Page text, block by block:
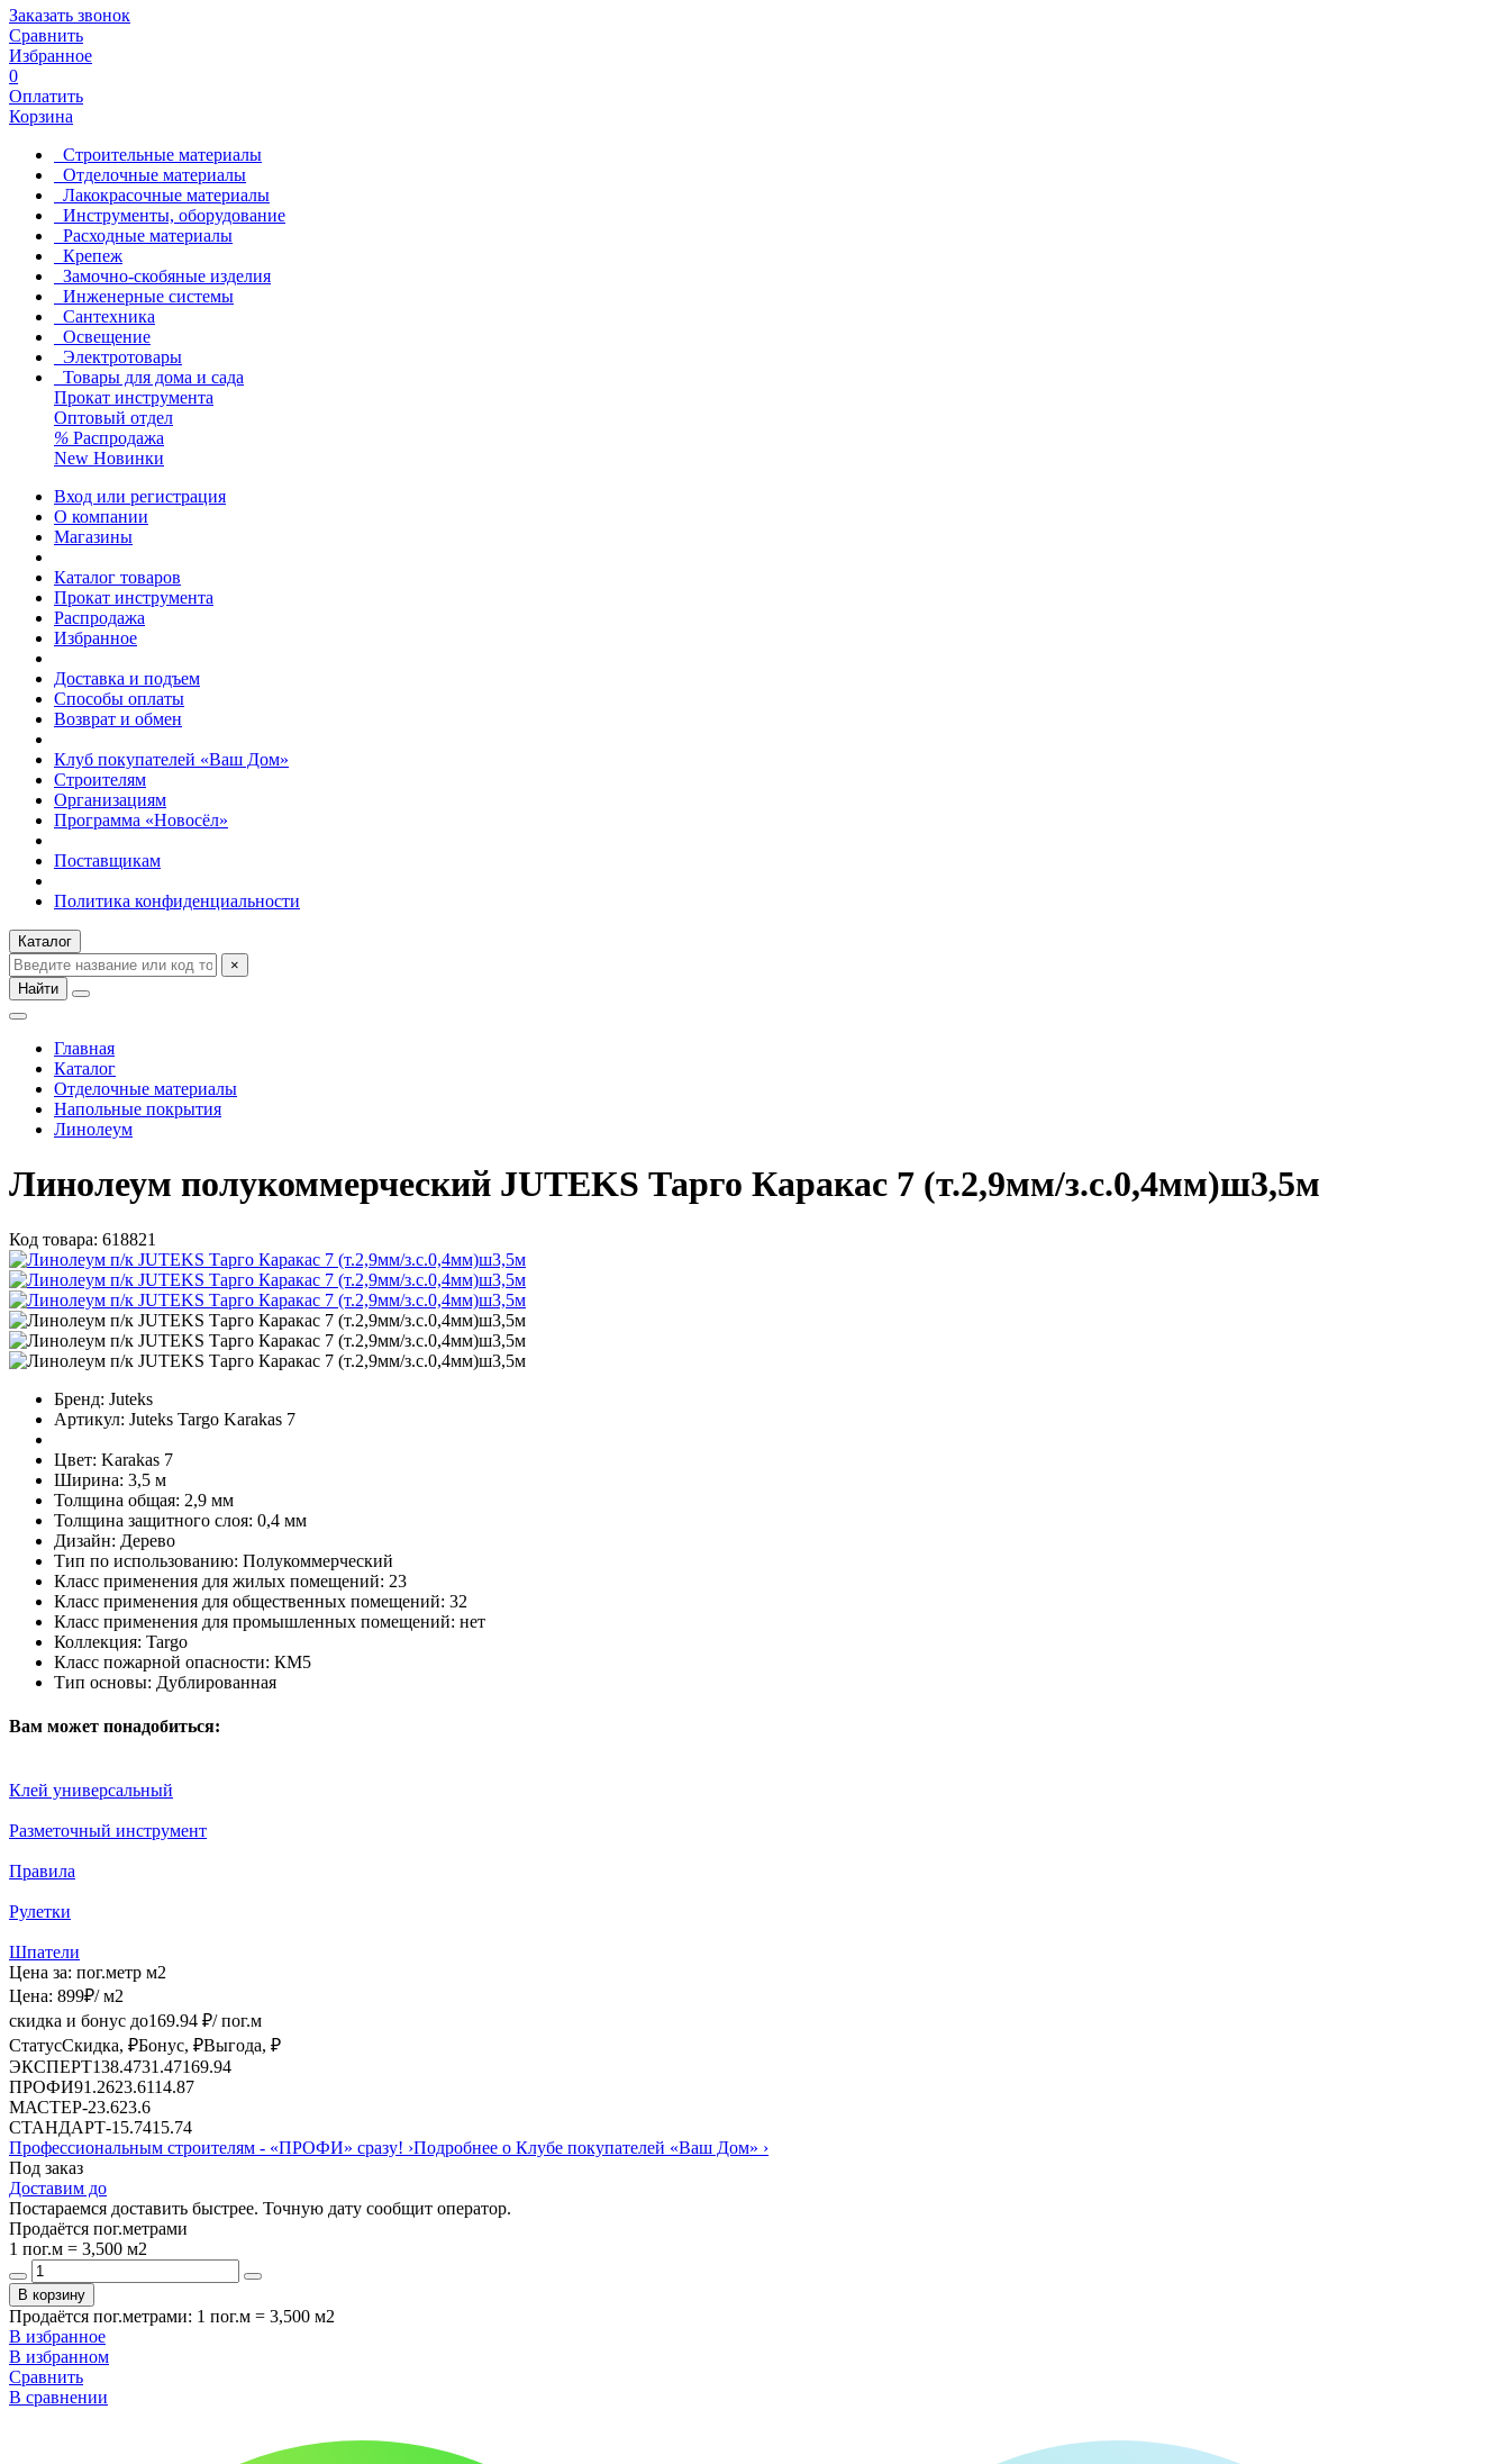
Заказать звонок
Сравнить
Избранное
0
Оплатить
Корзина
Строительные материалы
Отделочные материалы
Лакокрасочные материалы
Инструменты, оборудование
Расходные материалы
Крепеж
Замочно-скобяные изделия
Инженерные системы
Сантехника
Освещение
Электротовары
Товары для дома и сада
Прокат инструмента
Оптовый отдел
% Распродажа
New Новинки
Вход или регистрация
О компании
Магазины
Каталог товаров
Прокат инструмента
Распродажа
Избранное
Доставка и подъем
Способы оплаты
Возврат и обмен
Клуб покупателей «Ваш Дом»
Строителям
Организациям
Программа «Новосёл»
Поставщикам
Политика конфиденциальности
Каталог
×
Найти
Главная
Каталог
Отделочные материалы
Напольные покрытия
Линолеум
Линолеум полукоммерческий JUTEKS Тарго Каракас 7 (т.2,9мм/з.с.0,4мм)ш3,5м
Код товара: 618821
Бренд: Juteks
Артикул: Juteks Targo Karakas 7
Цвет: Karakas 7
Ширина: 3,5 м
Толщина общая: 2,9 мм
Толщина защитного слоя: 0,4 мм
Дизайн: Дерево
Тип по использованию: Полукоммерческий
Класс применения для жилых помещений: 23
Класс применения для общественных помещений: 32
Класс применения для промышленных помещений: нет
Коллекция: Targo
Класс пожарной опасности: КМ5
Тип основы: Дублированная
Вам может понадобиться:
Клей универсальный
Разметочный инструмент
Правила
Рулетки
Шпатели
Цена за: пог.метр м2
Цена: 899₽/ м2
скидка и бонус до169.94 ₽/ пог.м
СтатусСкидка, ₽Бонус, ₽Выгода, ₽
ЭКСПЕРТ138.4731.47169.94
ПРОФИ91.2623.6114.87
МАСТЕР-23.623.6
СТАНДАРТ-15.7415.74
Профессиональным строителям - «ПРОФИ» сразу! ›Подробнее о Клубе покупателей «Ваш Дом» ›
Под заказ
Доставим до
Постараемся доставить быстрее. Точную дату сообщит оператор.
Продаётся пог.метрами
1 пог.м = 3,500 м2
В корзину
Продаётся пог.метрами: 1 пог.м = 3,500 м2
В избранное
В избранном
Сравнить
В сравнении